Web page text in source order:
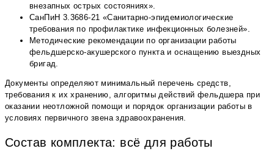
внезапных острых состояниях».
СанПиН 3.3686-21 «Санитарно-эпидемиологические
требования по профилактике инфекционных болезней».
Методические рекомендации по организации работы
фельдшерско-акушерского пункта и оснащению выездных
бригад.
Документы определяют минимальный перечень средств,
требования к их хранению, алгоритмы действий фельдшера при
оказании неотложной помощи и порядок организации работы в
условиях первичного звена здравоохранения.
Состав комплекта: всё для работы